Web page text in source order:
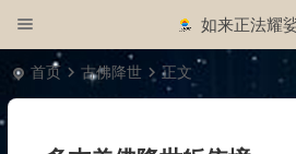
如来正法耀
首页 古佛降世 正文